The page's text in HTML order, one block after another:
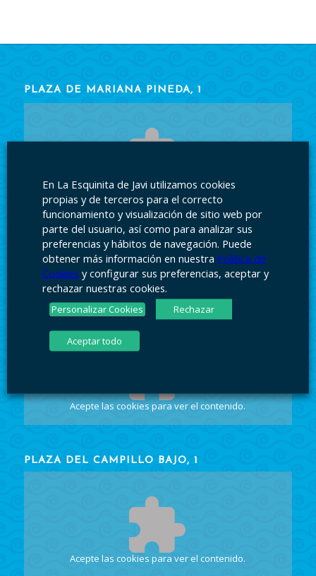
PLAZA DE MARIANA PINEDA, 1
Acepte las cookiespara ver el contenido.
PLAZA DEL CAMPILLO BAJO, 1
Acepte las cookiespara ver el contenido.
PLAZA DEL CAMPILLO BAJO, 1
Acepte las cookiespara ver el contenido.
En La Esquinita de Javi utilizamos cookies
propias y de terceros para el correcto
funcionamiento y visualización de sitio web por
parte del usuario, así como para analizar sus
preferencias y hábitos de navegación. Puede
obtener más información en nuestra Política de
Cookies y configurar sus preferencias, aceptar y
rechazar nuestras cookies.
Personalizar Cookies Rechazar
Aceptar todo